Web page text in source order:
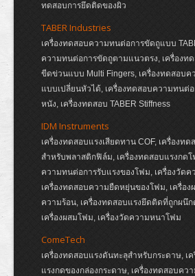
ทดสอบการยึดติดของผิว
TABER Industries
เครื่องทดสอบความทนต่อการขัดถูแบบ
ความทนต่อการขัดถูตามแนวตรง, เครื่องท
ขีดข่วนแบบ Multi Fingers, เครื่องทดสอบ
แบบเปลี่ยนหัวได้, เครื่องทดสอบความทนต่
หนัง, เครื่องทดสอบ TABER Stiffness
IDM Instruments
เครื่องทดสอบแรงเสียดทาน COF, เครื่องท
สำหรับพลาสติกฟิล์ม, เครื่องทดสอบแรงกดโ
ความทนต่อการรับแรงของโฟม, เครื่องวัด
เครื่องทดสอบความยืดหยุ่นของโฟม, เครื่อ
ความร้อน, เครื่องทดสอบแรงยึดติดที่ถูกผนึ
เครื่องผสมโฟม, เครื่องวัดความหนาโฟม
ComeTech
เครื่องทดสอบแรงดันทะลุสำหรับกระดาษ, เ
แรงกดของกล่องกระดาษ, เครื่องทดสอบค